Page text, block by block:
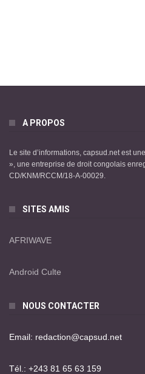
A PROPOS
Le site d’informations, capsud.net est
», une entreprise de droit congolais
CD/KNM/RCCM/18-A-00029.
SITES AMIS
AFRIWAVE
Android Culte
NOUS CONTACTER
Email: redaction@capsud.net
Tél.: +243 81 65 63 159